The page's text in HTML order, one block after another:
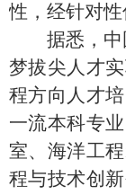
性，经针对性
据悉，
梦拔尖人才
程方向人才
一流本科专
室、海洋工
程与技术创